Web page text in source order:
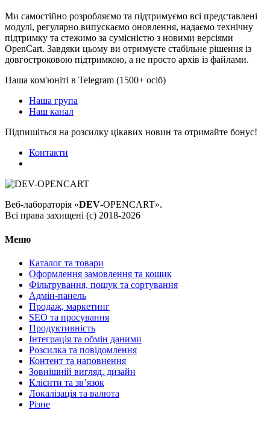
Ми самостійно розробляємо та підтримуємо всі представлені
модулі, регулярно випускаємо оновлення, надаємо технічну
підтримку та стежимо за сумісністю з новими версіями
OpenCart. Завдяки цьому ви отримуєте стабільне рішення із
довгостроковою підтримкою, а не просто архів із файлами.
Наша ком'юніті в Telegram (1500+ осіб)
Наша група
Наш канал
Підпишіться на розсилку цікавих новин та отримайте бонус!
Контакти
Веб-лабораторія «DEV-OPENCART».
Всі права захищені (с) 2018-2026
Меню
Каталог та товари
Оформлення замовлення та кошик
Фільтрування, пошук та сортування
Адмін-панель
Продаж, маркетинг
SEO та просування
Продуктивність
Інтеграція та обмін даними
Розсилка та повідомлення
Контент та наповнення
Зовнішній вигляд, дизайн
Клієнти та звʼязок
Локалізація та валюта
Різне